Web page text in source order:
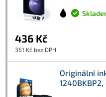
436 Kč
361 Kč bez DPH
Originální